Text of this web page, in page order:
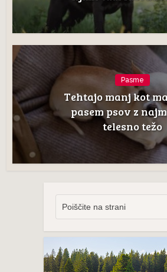
Pasme
Tehtajo manj kot
pasem psov z
telesno težo